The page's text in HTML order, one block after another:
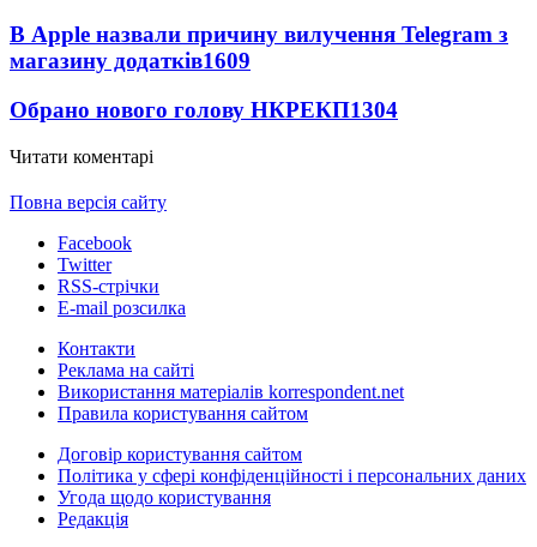
В Apple назвали причину вилучення Telegram з
магазину додатків1609
Обрано нового голову НКРЕКП1304
Читати коментарі
Повна версія сайту
Facebook
Twitter
RSS-стрічки
E-mail розсилка
Контакти
Реклама на сайті
Використання матеріалів korrespondent.net
Правила користування сайтом
Договір користування сайтом
Політика у сфері конфіденційності і персональних даних
Угода щодо користування
Редакція